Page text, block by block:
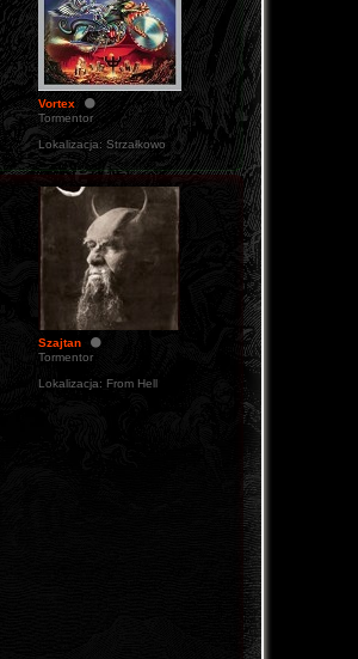
Vortex
Tormentor
Lokalizacja: Strzałkowo
Szajtan
Tormentor
Lokalizacja: From Hell